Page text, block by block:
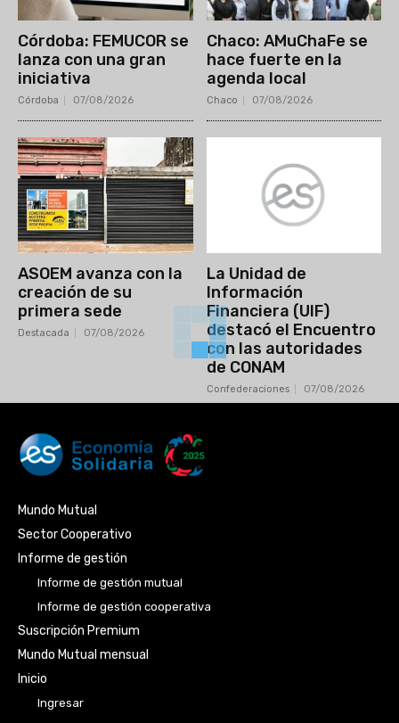
Córdoba: FEMUCOR se
lanza con una gran
iniciativa
Córdoba 07/08/2026
Chaco: AMuChaFe se
hace fuerte en la
agenda local
Chaco 07/08/2026
ASOEM avanza con la
creación de su
primera sede
Destacada 07/08/2026
La Unidad de
Información
Financiera (UIF)
destacó el Encuentro
con las autoridades
de CONAM
Confederaciones 07/08/2026
Mundo Mutual
Sector Cooperativo
Informe de gestión
Informe de gestión mutual
Informe de gestión cooperativa
Suscripción Premium
Mundo Mutual mensual
Inicio
Ingresar